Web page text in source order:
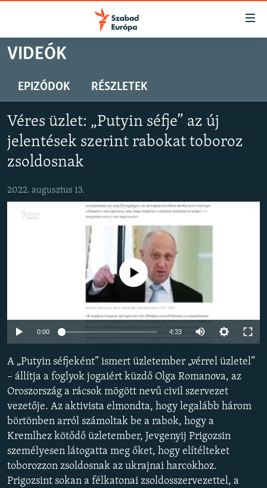
Akadálymentes
Ugrás
oldalra
tartalomjegyzékre
Ugrás
AKTUÁLIS
VIDEÓK
ELEMZŐ
SZABADON
TÁRSADALOM
A PÉNZ NYOMÁBAN
KLÍMAVÁLTOZÁS
A MÚLT TANULSÁGAI
KÖVESSEN MINKET!
Valamennyi RFE/RL weboldal
VIDEÓK
EPIZÓDOK RÉSZLETEK
Véres üzlet: „Putyin séfje” az új
jelentések szerint rabokat toboroz
zsoldosnak
2022. augusztus 13.
Auto
Jelenleg nincs elérhető tartalom
0:00 4:33
480p
1080p
A „Putyin séfjeként” ismert üzletember „vérrel üzletel”
– állítja a foglyok jogaiért küzdő Olga Romanova, az
Oroszország a rácsok mögött nevű civil szervezet
vezetője. Az aktivista elmondta, hogy legalább három
börtönben arról számoltak be a rabok, hogy a
Kremlhez kötődő üzletember, Jevgenyij Prigozsin
személyesen látogatta meg őket, hogy elítélteket
toborozzon zsoldosnak az ukrajnai harcokhoz.
Prigozsint sokan a félkatonai zsoldosszervezettel, a